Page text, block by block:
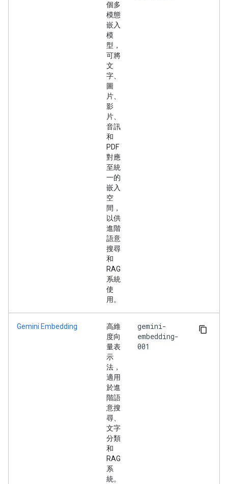
個多
模態
嵌入
模
型，
可將
文
字、
圖
片、
影
片、
音訊
和
PDF
對應
至統
一的
嵌入
空
間，
以供
進階
語意
搜尋
和
RAG
系統
使
用。
Gemini Embedding
高維
度向
量表
示
法，
適用
於進
階語
意搜
尋、
文字
分類
和
RAG
系
統。
gemini-
embedding-
001